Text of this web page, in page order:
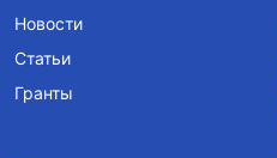
Новости
Статьи
Гранты